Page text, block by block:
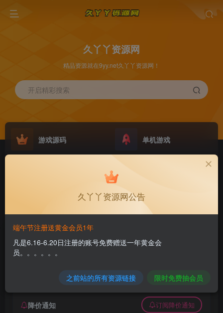
久丫丫资源网
精品资源就在9yy.net久丫丫资源网！
开启精彩搜索
游戏源码 单机游戏
魔力归来高爆版_少女戰姬修复版vm端
久丫丫
0 27 0
降价通知 订阅降价通知
久丫丫资源网公告
端午节注册送黄金会员1年
凡是6.16-6.20日注册的账号免费赠送一年黄金会
员。。。。。。
之前站的所有资源链接 限时免费抽会员